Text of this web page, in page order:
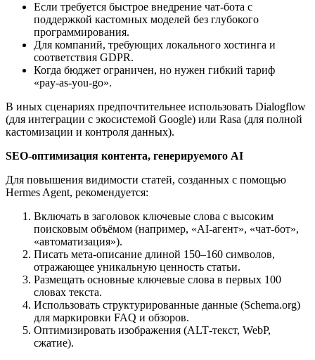
Если требуется быстрое внедрение чат‑бота с
поддержкой кастомных моделей без глубокого
программирования.
Для компаний, требующих локального хостинга и
соответствия GDPR.
Когда бюджет ограничен, но нужен гибкий тариф
«pay‑as‑you‑go».
В иных сценариях предпочтительнее использовать Dialogflow
(для интеграции с экосистемой Google) или Rasa (для полной
кастомизации и контроля данных).
SEO‑оптимизация контента, генерируемого AI
Для повышения видимости статей, созданных с помощью
Hermes Agent, рекомендуется:
Включать в заголовок ключевые слова с высоким
поисковым объёмом (например, «AI‑агент», «чат‑бот»,
«автоматизация»).
Писать мета‑описание длиной 150–160 символов,
отражающее уникальную ценность статьи.
Размещать основные ключевые слова в первых 100
словах текста.
Использовать структурированные данные (Schema.org)
для маркировки FAQ и обзоров.
Оптимизировать изображения (ALT‑текст, WebP,
сжатие).